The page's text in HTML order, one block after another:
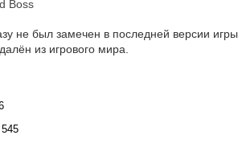
Boss
не был замечен в последней версии
из игрового мира.